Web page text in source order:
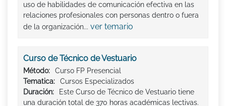
uso de habilidades de comunicación efectiva en las
relaciones profesionales con personas dentro o fuera
de la organización... ver temario
Curso de Técnico de Vestuario
Método:
Curso FP Presencial
Tematica:
Cursos Especializados
Duración:
Este Curso de Técnico de Vestuario tiene
una duración total de 370 horas académicas lectivas.